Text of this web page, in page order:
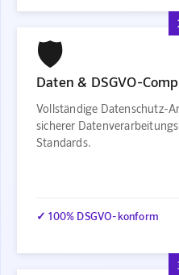
🛡️
Daten & DSGVO-
Vollständige Datenschutz-
sicherer
Standards.
✓ 100% DSGVO-konform